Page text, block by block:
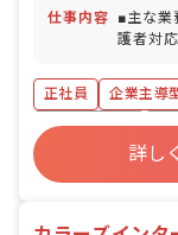
休暇（
護・看護休暇
休3日制
日休ん
のほか
いらっ
仕事内容
■主な業
護者対
特別活
補助 ※英語保育について 子どもへの基
本的活
動物果
活用し
は全く
正社員 企業主導
社会保険完備
有
残業
詳し